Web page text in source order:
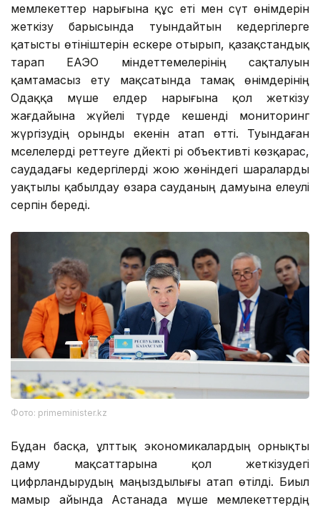
мемлекеттер нарығына құс еті мен сүт өнімдерін
жеткізу барысында туындайтын кедергілерге
қатысты өтініштерін ескере отырып, қазақстандық
тарап ЕАЭО міндеттемелерінің сақталуын
қамтамасыз ету мақсатында тамақ өнімдерінің
Одаққа мүше елдер нарығына қол жеткізу
жағдайына жүйелі түрде кешенді мониторинг
жүргізудің орынды екенін атап өтті. Туындаған
мәселелерді реттеуге дәйекті әрі объективті көзқарас,
саудадағы кедергілерді жою жөніндегі шараларды
уақтылы қабылдау өзара сауданың дамуына елеулі
серпін береді.
Фото: primeminister.kz
Бұдан басқа, ұлттық экономикалардың орнықты
даму мақсаттарына қол жеткізудегі
цифрландырудың маңыздылығы атап өтілді. Биыл
мамыр айында Астанада мүше мемлекеттердің